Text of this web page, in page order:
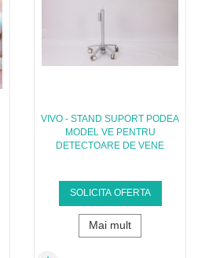
VIVO - STAND SUPORT PODEA
MODEL VE PENTRU
DETECTOARE DE VENE
SOLICITA OFERTA
Mai mult